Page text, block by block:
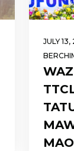
JULY